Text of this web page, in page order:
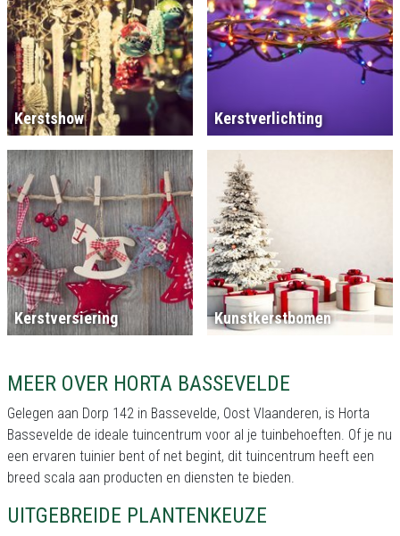
Kerstshow Kerstverlichting
Kerstversiering Kunstkerstbomen
MEER OVER HORTA BASSEVELDE
Gelegen aan Dorp 142 in Bassevelde, Oost Vlaanderen, is Horta
Bassevelde de ideale tuincentrum voor al je tuinbehoeften. Of je nu
een ervaren tuinier bent of net begint, dit tuincentrum heeft een
breed scala aan producten en diensten te bieden.
UITGEBREIDE PLANTENKEUZE